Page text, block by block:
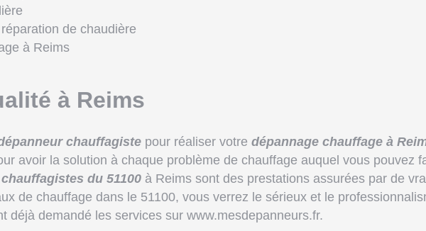
de chaudière
à Reims
à Reims
chauffagiste pour réaliser votre dépannage chauffage à
avoir la solution à chaque problème de chauffage auquel vous pouvez
chauffagistes du 51100 à Reims sont des prestations assurées par de
de chauffage dans le 51100, vous verrez le sérieux et le
déjà demandé les services sur www.mesdepanneurs.fr.